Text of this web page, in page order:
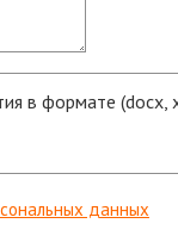
в формате (docx,
данных